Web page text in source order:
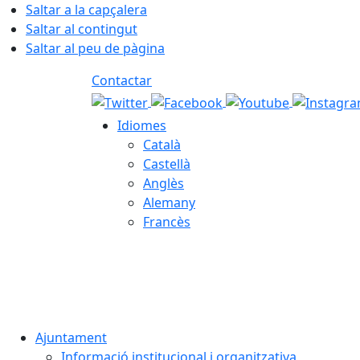
Saltar a la capçalera
Saltar al contingut
Saltar al peu de pàgina
Contactar
Idiomes
Català
Castellà
Anglès
Alemany
Francès
Ajuntament